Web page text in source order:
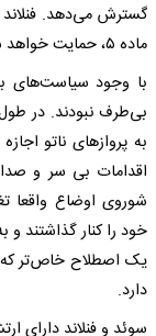
گسترش می‌دهد.
ماده ۵، حمایت خواهد شد.
با وجود سیاست‌های
بی‌طرف نبودند. در
به پروازهای ناتو
اقدامات بی سر و
شوروی اوضاع واقعا
خود را کنار گذاشتند و
یک اصطلاح خاص‌تر که
دارد.
سوئد و فنلاند دارای